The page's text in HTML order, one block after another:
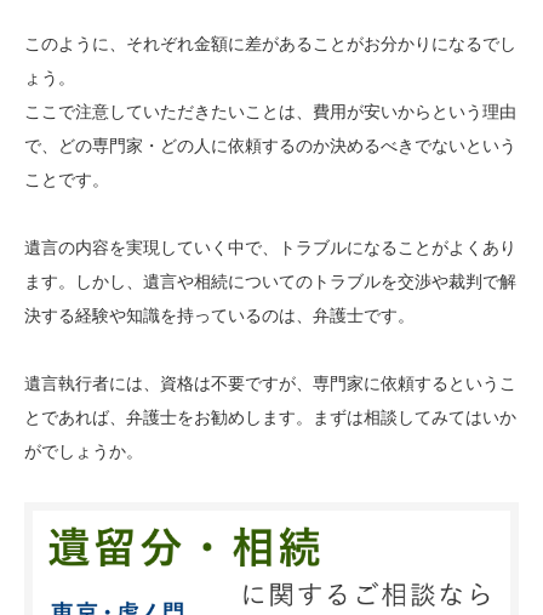
このように、それぞれ金額に差があることがお分かりになるでし
ょう。
ここで注意していただきたいことは、費用が安いからという理由
で、どの専門家・どの人に依頼するのか決めるべきでないという
ことです。
遺言の内容を実現していく中で、トラブルになることがよくあり
ます。しかし、遺言や相続についてのトラブルを交渉や裁判で解
決する経験や知識を持っているのは、弁護士です。
遺言執行者には、資格は不要ですが、専門家に依頼するというこ
とであれば、弁護士をお勧めします。まずは相談してみてはいか
がでしょうか。